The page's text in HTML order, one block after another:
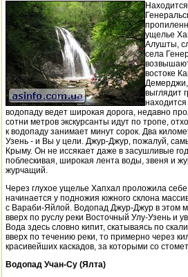
ущелье
Алушты,
села
востоке
Демерджи,
выглядит
водопаду ведет широкая дорога, недавно
сотни метров экскурсанты идут по тропе,
к водопаду занимает минут сорок. Два
Узень - и Вы у цели. Джур-Джур, пожалуй,
Крыму. Он не иссякает даже в засушливые
поблескивая, широкая лента воды, звеня и
журчащий.
Через глухое ущелье Хапхал проложила
начинается у подножия южного склона
с Вараби-Яйлой. Водопад Джур-Джур в этом
вверх по руслу реки Восточный Улу-Узень и
Вода здесь словно кипит, скатываясь по
вверх по течению реки, то примерно через
красивейших каскадов, за которыми со
Водопад Учан-Су (Ялта)